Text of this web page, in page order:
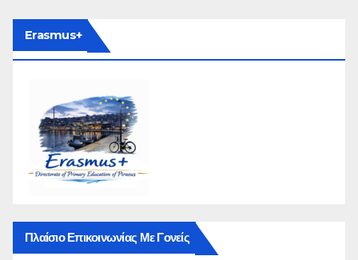
Erasmus+
Πλαίσιο Επικοινωνίας Με Γονείς